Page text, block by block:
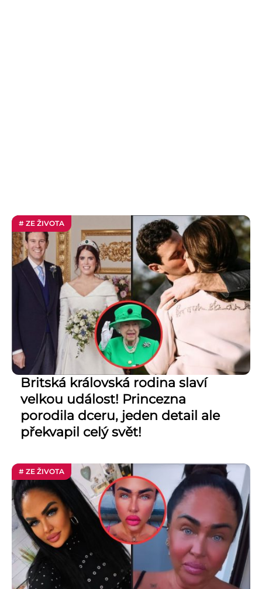
# ZE ŽIVOTA
Britská královská rodina slaví
velkou událost! Princezna
porodila dceru, jeden detail ale
překvapil celý svět!
# ZE ŽIVOTA